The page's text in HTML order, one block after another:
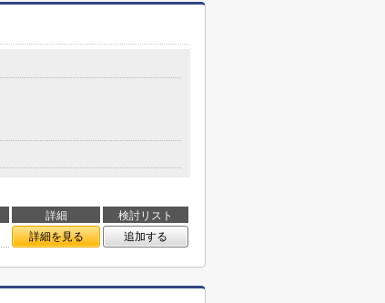
詳細
検討リスト
詳細を見る 追加する